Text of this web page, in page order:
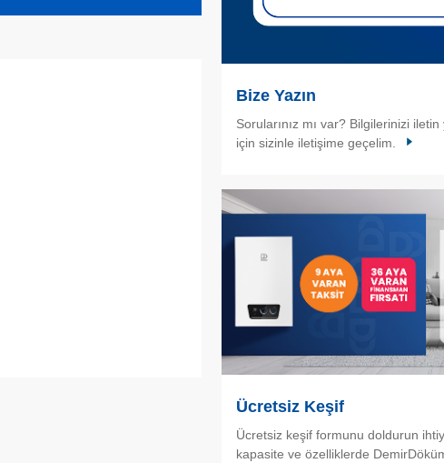
Bize Yazın
Sorularınız mı var? Bilgilerinizi iletin
için sizinle iletişime geçelim.
Ücretsiz Keşif
Ücretsiz keşif formunu doldurun
kapasite ve özelliklerde